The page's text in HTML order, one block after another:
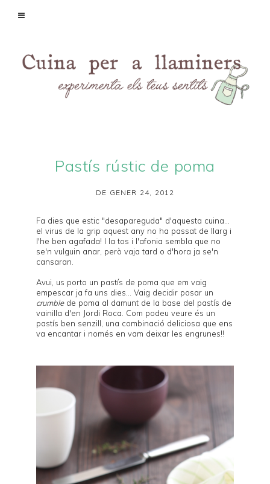
Pastís rústic de poma
DE GENER 24, 2012
Fa dies que estic "desapareguda" d'aquesta cuina...
el virus de la grip aquest any no ha passat de llarg i
l'he ben agafada! I la tos i l'afonia sembla que no
se'n vulguin anar, però vaja tard o d'hora ja se'n
cansaran.
Avui, us porto un pastís de poma que em vaig
empescar ja fa uns dies... Vaig decidir posar un
crumblede poma al damunt de la base del pastís de
vainilla d'en Jordi Roca . Com podeu veure és un
pastís ben senzill, una combinació deliciosa que ens
va encantar i només en vam deixar les engrunes!!